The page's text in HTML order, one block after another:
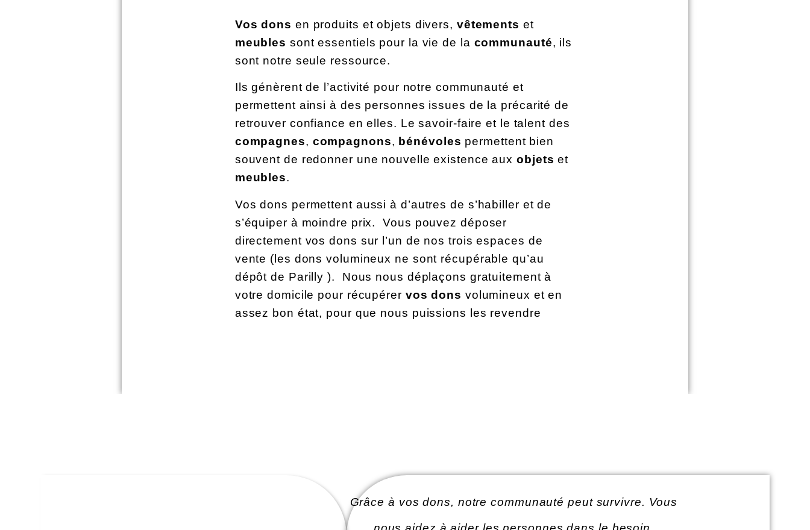
Vos dons en produits et objets divers, vêtements et
meubles sont essentiels pour la vie de la communauté, ils
sont notre seule ressource.
Ils génèrent de l’activité pour notre communauté et
permettent ainsi à des personnes issues de la précarité de
retrouver confiance en elles. Le savoir-faire et le talent des
compagnes, compagnons, bénévoles permettent bien
souvent de redonner une nouvelle existence auxobjets et
meubles.
Vos dons permettent aussi à d’autres de s’habiller et de
s’équiper à moindre prix. Vous pouvez déposer
directement vos dons sur l’un de nos trois espaces de
vente (les dons volumineux ne sont récupérable qu’au
dépôt de Parilly ). Nous nous déplaçons gratuitement à
votre domicile pour récupérer vos dons volumineux et en
assez bon état, pour que nous puissions les revendre
Grâce à vos dons, notre communauté peut survivre. Vous